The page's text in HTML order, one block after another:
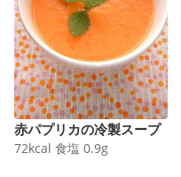
赤パプリカの冷製スープ
72kcal 食塩 0.9g